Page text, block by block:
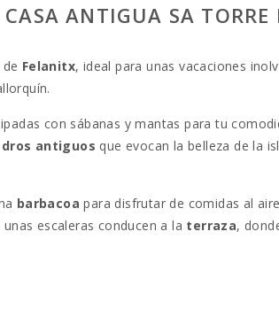
ANTIGUA SA
Felanitx, ideal para unas vacaciones
con sábanas y mantas para tu
antiguosque evocan la belleza de la
barbacoapara disfrutar de comidas al
escaleras conducen a la terraza,